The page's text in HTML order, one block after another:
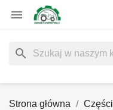

search
Strona główna Części